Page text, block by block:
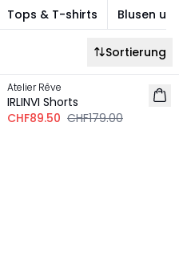
Tops & T-shirts Blusen
Sortierung
Atelier Rêve
IRLINVI Shorts
CHF89.50 CHF179.00